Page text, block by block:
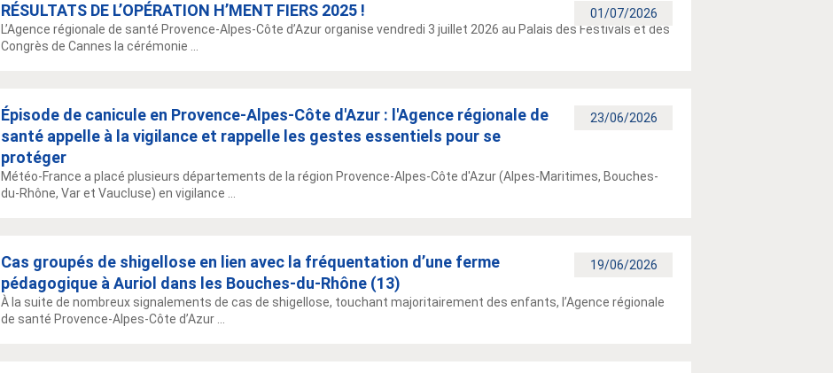
01/07/2026
RÉSULTATS DE L’OPÉRATION H’MENT FIERS 2025 !
L’Agence régionale de santé Provence-Alpes-Côte d’Azur organise vendredi 3 juillet 2026 au Palais des Festivals et des
Congrès de Cannes la cérémonie ...
23/06/2026
Épisode de canicule en Provence-Alpes-Côte d'Azur : l'Agence régionale de
santé appelle à la vigilance et rappelle les gestes essentiels pour se
protéger
Météo-France a placé plusieurs départements de la région Provence-Alpes-Côte d'Azur (Alpes-Maritimes, Bouches-
du-Rhône, Var et Vaucluse) en vigilance ...
19/06/2026
Cas groupés de shigellose en lien avec la fréquentation d’une ferme
pédagogique à Auriol dans les Bouches-du-Rhône (13)
À la suite de nombreux signalements de cas de shigellose, touchant majoritairement des enfants, l’Agence régionale
de santé Provence-Alpes-Côte d’Azur ...